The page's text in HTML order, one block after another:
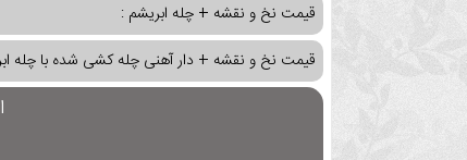
قیمت نخ و نقشه + چله ابریشم :
قیمت نخ و نقشه + دار آهنی چله کشی شده با چله